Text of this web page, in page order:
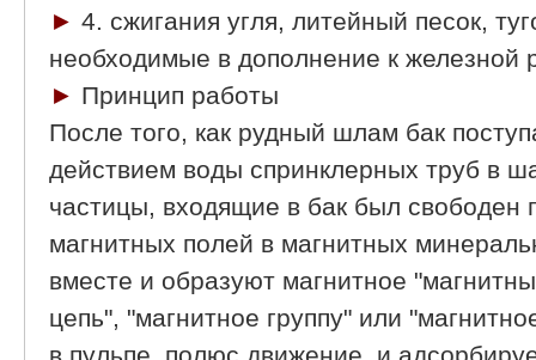
► 4. сжигания угля, литейный песок,
необходимые в дополнение к железной
► Принцип работы
После того, как рудный шлам бак
действием воды спринклерных труб в
частицы, входящие в бак был свободен
магнитных полей в магнитных
вместе и образуют магнитное
цепь", "магнитное группу" или